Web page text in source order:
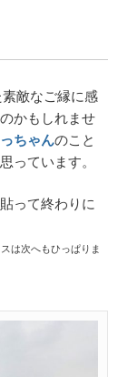
敵なご縁に感
かもしれませ
ちゃんのこと
っています。
って終わりに
は次へもひっぱりま